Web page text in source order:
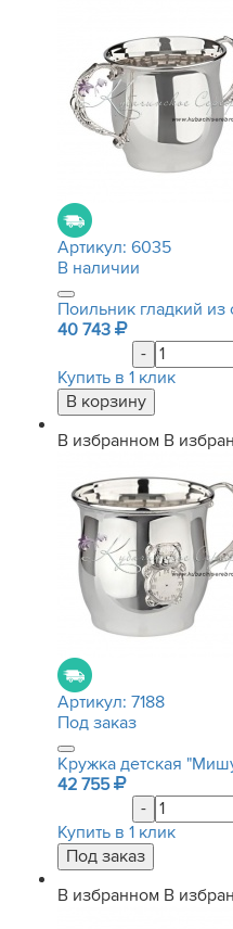
Артикул: 6035
В наличии
Поильник гладкий
40 743
-
Купить в 1 клик
В избранном В
Артикул: 7188
Под заказ
Кружка детская
42 755
-
Купить в 1 клик
В избранном В